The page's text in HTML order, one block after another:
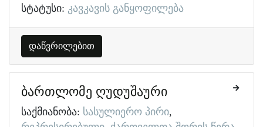
სტატუსი: კავკავის განყოფილება
დაწვრილებით
ბართლომე ღუდუშაური
საქმიანობა: სასულიერო პირი